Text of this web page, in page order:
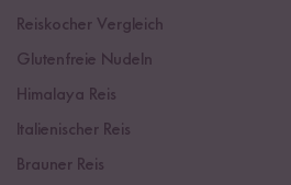
Reiskocher Vergleich
Glutenfreie Nudeln
Himalaya Reis
Italienischer Reis
Brauner Reis